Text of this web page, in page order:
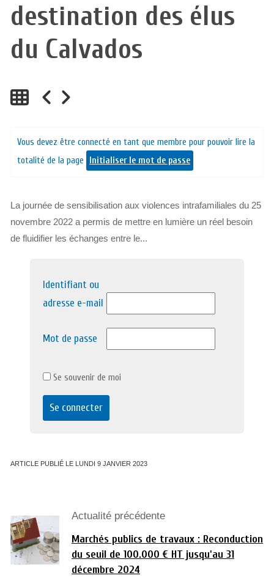
destination des élus
du Calvados
Vous devez être connecté en tant que membre pour pouvoir lire la
totalité de la page
Initialiser le mot de passe
La journée de sensibilisation aux violences intrafamiliales du 25
novembre 2022 a permis de mettre en lumière un réel besoin
de fluidifier les échanges entre le...
Identifiant ou
adresse e-mail
Mot de passe
Se souvenir de moi
ARTICLE PUBLIÉ LE LUNDI 9 JANVIER 2023
Actualité précédente
Marchés publics de travaux : Reconduction
du seuil de 100.000 € HT jusqu'au 31
décembre 2024